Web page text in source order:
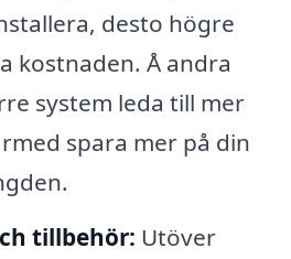
desto högre
kostnaden. Å andra
system leda till mer
spara mer på din
tillbehör: Utöver